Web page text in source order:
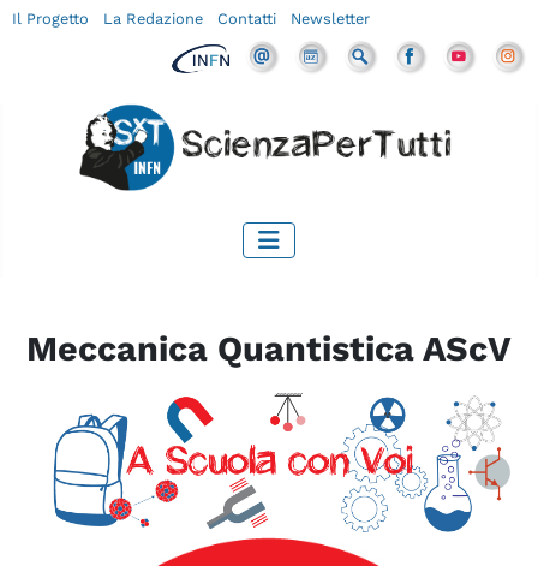
Il Progetto La Redazione Contatti Newsletter
Meccanica Quantistica AScV